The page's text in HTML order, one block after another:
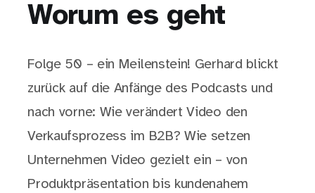
Worum es geht
Folge 50 – ein Meilenstein! Gerhard blickt
zurück auf die Anfänge des Podcasts und
nach vorne: Wie verändert Video den
Verkaufsprozess im B2B? Wie setzen
Unternehmen Video gezielt ein – von
Produktpräsentation bis kundenahem